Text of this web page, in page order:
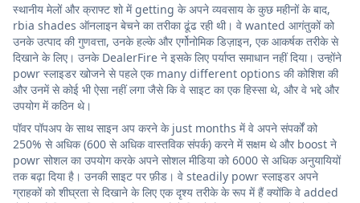
स्थानीय मेलों और क्राफ्ट शो में getting के अपने व्यवसाय के कुछ महीनों के बाद,
rbia shades ऑनलाइन बेचने का तरीका ढूंढ रही थी। वे wanted आगंतुकों को
उनके उत्पाद की गुणवत्ता, उनके हल्के और एर्गोनोमिक डिज़ाइन, एक आकर्षक तरीके से
दिखाने के लिए। उनके DealerFire ने इसके लिए पर्याप्त समाधान नहीं दिया। उन्होंने
powr स्लाइडर खोजने से पहले एक many different options की कोशिश की
और उनमें से कोई भी ऐसा नहीं लगा जैसे कि वे साइट का एक हिस्सा थे, और वे भद्दे और
उपयोग में कठिन थे।
पॉवर पॉपअप के साथ साइन अप करने के just months में वे अपने संपर्कों को
250% से अधिक (600 से अधिक वास्तविक संपर्क) करने में सक्षम थे और boost ने
powr सोशल का उपयोग करके अपने सोशल मीडिया को 6000 से अधिक अनुयायियों
तक बढ़ा दिया है। उनकी साइट पर फ़ीड। वे steadily powr स्लाइडर अपने
ग्राहकों को शीघ्रता से दिखाने के लिए एक दृश्य तरीके के रूप में हैं क्योंकि वे added